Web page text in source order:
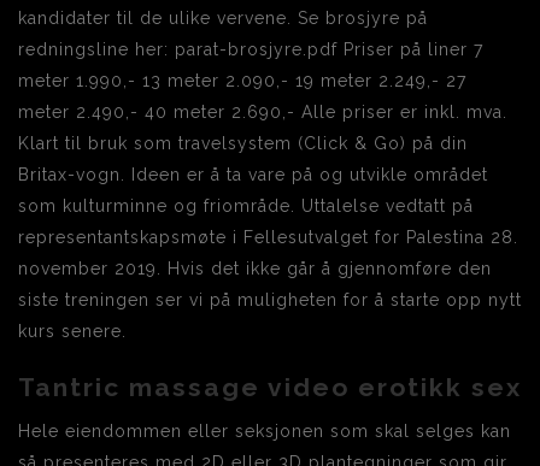
kandidater til de ulike vervene. Se brosjyre på
redningsline her: parat-brosjyre.pdf Priser på liner 7
meter 1.990,- 13 meter 2.090,- 19 meter 2.249,- 27
meter 2.490,- 40 meter 2.690,- Alle priser er inkl. mva.
Klart til bruk som travelsystem (Click & Go) på din
Britax-vogn. Ideen er å ta vare på og utvikle området
som kulturminne og friområde. Uttalelse vedtatt på
representantskapsmøte i Fellesutvalget for Palestina 28.
november 2019. Hvis det ikke går å gjennomføre den
siste treningen ser vi på muligheten for å starte opp nytt
kurs senere.
Tantric massage video erotikk sex
Hele eiendommen eller seksjonen som skal selges kan